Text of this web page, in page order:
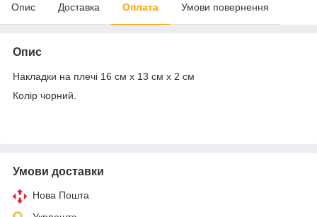
Опис Доставка Оплата Умови повернення
Опис
Накладки на плечі 16 см х 13 см х 2 см
Колір чорний.
Умови доставки
Нова Пошта